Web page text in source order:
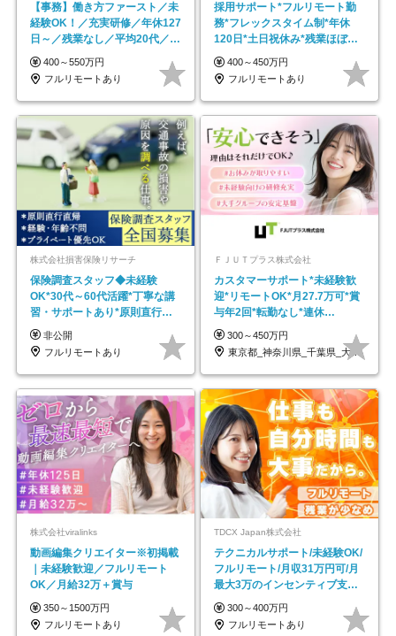
【事務】働き方ファースト／未
経験OK！／充実研修／年休127
日～／残業なし／平均20代／リ
モートOK
400～550万円
フルリモートあり
採用サポート*フルリモート勤
務*フレックスタイム制*年休
120日*土日祝休み*残業ほぼな
し*育児中社員8割以上
400～450万円
フルリモートあり
株式会社損害保険リサーチ
保険調査スタッフ◆未経験
OK*30代～60代活躍*丁寧な講
習・サポートあり*原則直行直
帰／全国募集・業務委託
非公開
フルリモートあり
ＦＪＵＴプラス株式会社
カスタマーサポート*未経験歓
迎*リモートOK*月27.7万可*賞
与年2回*転勤なし*連休
OK/ZE010232
300～450万円
東京都_神奈川県_千葉県_大阪府_愛知県…
株式会社viralinks
動画編集クリエイター※初掲載
｜未経験歓迎／フルリモート
OK／月給32万＋賞与
350～1500万円
フルリモートあり
TDCX Japan株式会社
テクニカルサポート/未経験OK/
フルリモート/月収31万円可/月
最大3万のインセンティブ支給/
平均年齢33歳
300～400万円
フルリモートあり